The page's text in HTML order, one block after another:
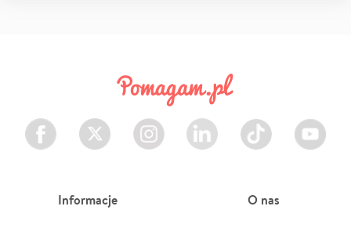
Facebook Twitter Instagram LinkedIn TikTok Youtube
Informacje O nas